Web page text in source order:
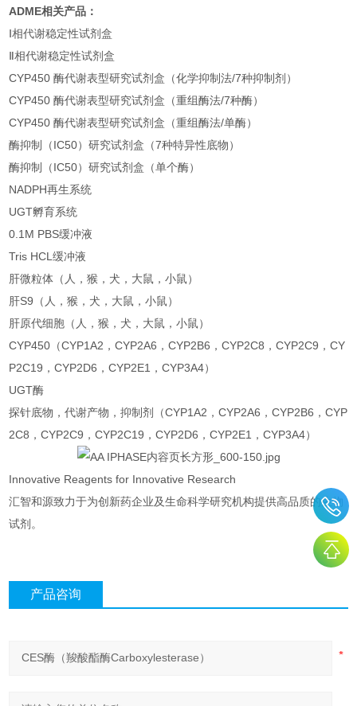
ADME相关产品：
Ⅰ相代谢稳定性试剂盒
Ⅱ相代谢稳定性试剂盒
CYP450 酶代谢表型研究试剂盒（化学抑制法/7种抑制剂）
CYP450 酶代谢表型研究试剂盒（重组酶法/7种酶）
CYP450 酶代谢表型研究试剂盒（重组酶法/单酶）
酶抑制（IC50）研究试剂盒（7种特异性底物）
酶抑制（IC50）研究试剂盒（单个酶）
NADPH再生系统
UGT孵育系统
0.1M PBS缓冲液
Tris HCL缓冲液
肝微粒体（人，猴，犬，大鼠，小鼠）
肝S9（人，猴，犬，大鼠，小鼠）
肝原代细胞（人，猴，犬，大鼠，小鼠）
CYP450（CYP1A2，CYP2A6，CYP2B6，CYP2C8，CYP2C9，CY
P2C19，CYP2D6，CYP2E1，CYP3A4）
UGT酶
探针底物，代谢产物，抑制剂（CYP1A2，CYP2A6，CYP2B6，CYP
2C8，CYP2C9，CYP2C19，CYP2D6，CYP2E1，CYP3A4）
Innovative Reagents for Innovative Research
汇智和源致力于为创新药企业及生命科学研究机构提供高品质的生物
试剂。
产品咨询